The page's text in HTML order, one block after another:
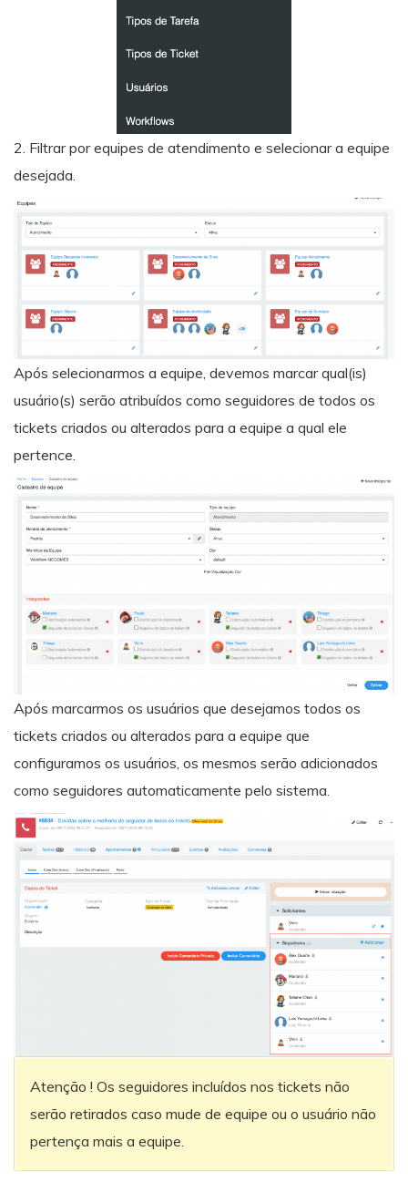
2. Filtrar por equipes de atendimento e selecionar a equipe
desejada.
Após selecionarmos a equipe, devemos marcar qual(is)
usuário(s) serão atribuídos como seguidores de todos os
tickets criados ou alterados para a equipe a qual ele
pertence.
Após marcarmos os usuários que desejamos todos os
tickets criados ou alterados para a equipe que
configuramos os usuários, os mesmos serão adicionados
como seguidores automaticamente pelo sistema.
Atenção ! Os seguidores incluídos nos tickets não
serão retirados caso mude de equipe ou o usuário não
pertença mais a equipe.